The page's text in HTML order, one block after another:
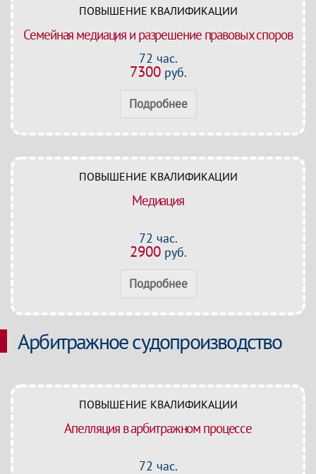
ПОВЫШЕНИЕ КВАЛИФИКАЦИИ
Семейная медиация и разрешение правовых споров
72 час.
7300руб.
Подробнее
ПОВЫШЕНИЕ КВАЛИФИКАЦИИ
Медиация
72 час.
2900руб.
Подробнее
Арбитражное судопроизводство
ПОВЫШЕНИЕ КВАЛИФИКАЦИИ
Апелляция в арбитражном процессе
72 час.